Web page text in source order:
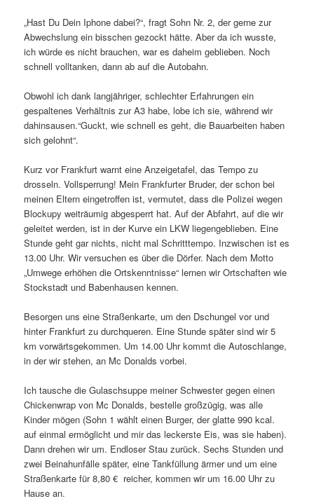
„Hast Du Dein Iphone dabei?“, fragt Sohn Nr. 2, der gerne zur
Abwechslung ein bisschen gezockt hätte. Aber da ich wusste,
ich würde es nicht brauchen, war es daheim geblieben. Noch
schnell volltanken, dann ab auf die Autobahn.
Obwohl ich dank langjähriger, schlechter Erfahrungen ein
gespaltenes Verhältnis zur A3 habe, lobe ich sie, während wir
dahinsausen.“Guckt, wie schnell es geht, die Bauarbeiten haben
sich gelohnt“.
Kurz vor Frankfurt warnt eine Anzeigetafel, das Tempo zu
drosseln. Vollsperrung! Mein Frankfurter Bruder, der schon bei
meinen Eltern eingetroffen ist, vermutet, dass die Polizei wegen
Blockupy weiträumig abgesperrt hat. Auf der Abfahrt, auf die wir
geleitet werden, ist in der Kurve ein LKW liegengeblieben. Eine
Stunde geht gar nichts, nicht mal Schritttempo. Inzwischen ist es
13.00 Uhr. Wir versuchen es über die Dörfer. Nach dem Motto
„Umwege erhöhen die Ortskenntnisse“ lernen wir Ortschaften wie
Stockstadt und Babenhausen kennen.
Besorgen uns eine Straßenkarte, um den Dschungel vor und
hinter Frankfurt zu durchqueren. Eine Stunde später sind wir 5
km vorwärtsgekommen. Um 14.00 Uhr kommt die Autoschlange,
in der wir stehen, an Mc Donalds vorbei.
Ich tausche die Gulaschsuppe meiner Schwester gegen einen
Chickenwrap von Mc Donalds, bestelle großzügig, was alle
Kinder mögen (Sohn 1 wählt einen Burger, der glatte 990 kcal.
auf einmal ermöglicht und mir das leckerste Eis, was sie haben).
Dann drehen wir um. Endloser Stau zurück. Sechs Stunden und
zwei Beinahunfälle später, eine Tankfüllung ärmer und um eine
Straßenkarte für 8,80 € reicher, kommen wir um 16.00 Uhr zu
Hause an.